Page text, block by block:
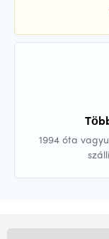
1994 óta